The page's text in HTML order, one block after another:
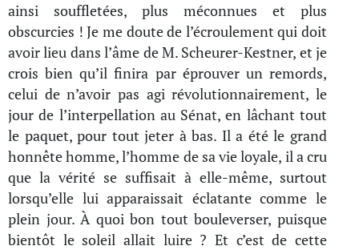
ainsi souffletées, plus méconnues et plus
obscurcies ! Je me doute de l’écroulement qui doit
avoir lieu dans l’âme de M. Scheurer-Kestner, et je
crois bien qu’il finira par éprouver un remords,
celui de n’avoir pas agi révolutionnairement, le
jour de l’interpellation au Sénat, en lâchant tout
le paquet, pour tout jeter à bas. Il a été le grand
honnête homme, l’homme de sa vie loyale, il a cru
que la vérité se suffisait à elle-même, surtout
lorsqu’elle lui apparaissait éclatante comme le
plein jour. À quoi bon tout bouleverser, puisque
bientôt le soleil allait luire ? Et c’est de cette